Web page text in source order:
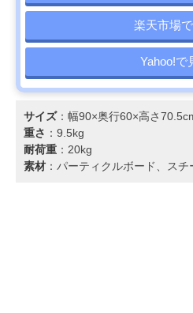
楽天市場
Yahoo!で
サイズ：幅90×奥行60×高さ
重さ ：9.5kg
耐荷重 ：20kg
素材 ：パーティクルボード、スチ